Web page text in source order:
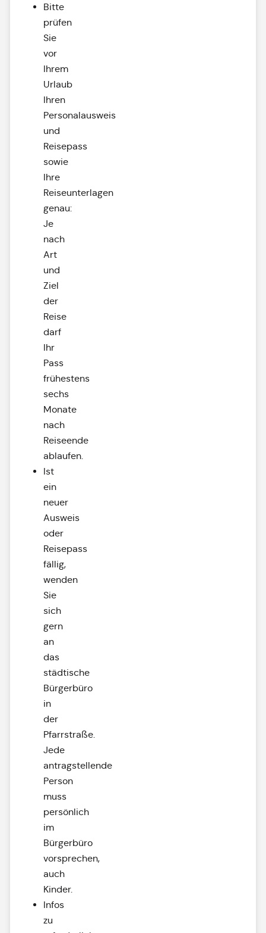
Bitte
prüfen
Sie
vor
Ihrem
Urlaub
Ihren
Personalausweis
und
Reisepass
sowie
Ihre
Reiseunterlagen
genau:
Je
nach
Art
und
Ziel
der
Reise
darf
Ihr
Pass
frühestens
sechs
Monate
nach
Reiseende
ablaufen.
Ist
ein
neuer
Ausweis
oder
Reisepass
fällig,
wenden
Sie
sich
gern
an
das
städtische
Bürgerbüro
in
der
Pfarrstraße.
Jede
antragstellende
Person
muss
persönlich
im
Bürgerbüro
vorsprechen,
auch
Kinder.
Infos
zu